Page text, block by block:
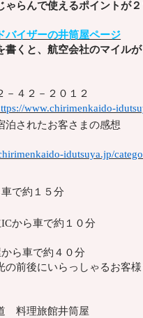
ゃらんで使えるポイントが２
バイザーの井筒屋ページ
書くと、航空会社のマイル
－４２－２０１２
www.chirimenkaido-
泊されたお客さまの感想
idutsuya.jp/
で約１５分
から車で約１０分
ら車で約４０分
の前後にいらっしゃるお客
料理旅館井筒屋